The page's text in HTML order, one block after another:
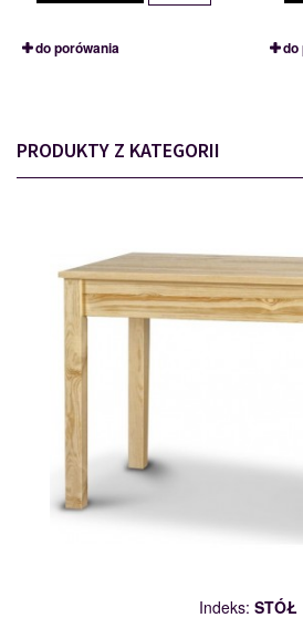
do porówania do
PRODUKTY Z KATEGORII
Indeks: STÓŁ